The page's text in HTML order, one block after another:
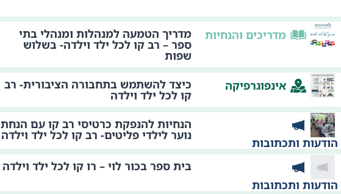
מדריכים והנחיות
מדריך הטמעה למנהלות ומנהלי בתי
ספר – רב קו לכל ילד וילדה- בשלוש
שפות
אינפוגרפיקה כיצד להשתמש בתחבורה הציבורית- רב
קו לכל ילד וילדה
הודעות ותכתובות
הנחיות להנפקת כרטיסי רב קו עם הנחת
נוער לילדי פליטים- רב קו לכל ילד וילדה
הודעות ותכתובות
בית ספר בכור לוי – רו קו לכל ילד וילדה